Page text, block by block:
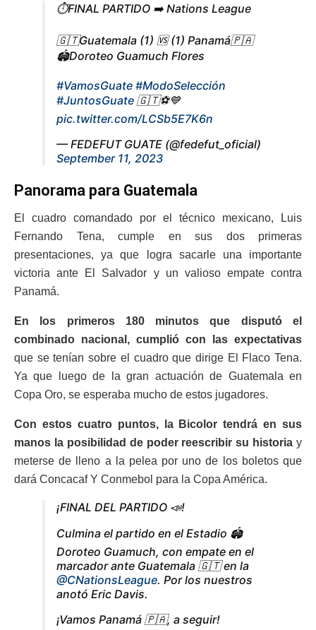
⏱️FINAL PARTIDO ➡️ Nations League
🇬🇹Guatemala (1) 🆚 (1) Panamá🇵🇦
🏟️Doroteo Guamuch Flores
#VamosGuate #ModoSelección
#JuntosGuate 🇬🇹⚽️💙
pic.twitter.com/LCSb5E7K6n
— FEDEFUT GUATE (@fedefut_oficial)
September 11, 2023
Panorama para Guatemala
El cuadro comandado por el técnico mexicano, Luis
Fernando Tena, cumple en sus dos primeras
presentaciones, ya que logra sacarle una importante
victoria ante El Salvador y un valioso empate contra
Panamá.
En los primeros 180 minutos que disputó el
combinado nacional, cumplió con las expectativas
que se tenían sobre el cuadro que dirige El Flaco Tena.
Ya que luego de la gran actuación de Guatemala en
Copa Oro, se esperaba mucho de estos jugadores.
Con estos cuatro puntos, la Bicolor tendrá en sus
manos la posibilidad de poder reescribir su historia y
meterse de lleno a la pelea por uno de los boletos que
dará Concacaf Y Conmebol para la Copa América.
¡FINAL DEL PARTIDO 📣!
Culmina el partido en el Estadio 🏟️
Doroteo Guamuch, con empate en el
marcador ante Guatemala 🇬🇹 en la
@CNationsLeague. Por los nuestros
anotó Eric Davis.
¡Vamos Panamá 🇵🇦, a seguir!